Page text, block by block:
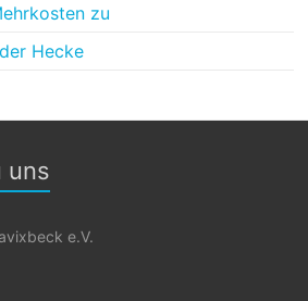
zu
Hecke
uns
e.V.